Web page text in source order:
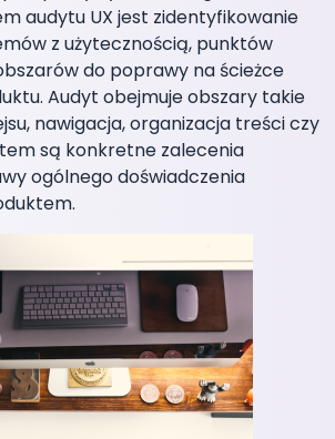
audytu UX jest zidentyfikowanie
z użytecznością, punktów
do poprawy na ścieżce
Audyt obejmuje obszary takie
nawigacja, organizacja treści czy
są konkretne zalecenia
ogólnego doświadczenia